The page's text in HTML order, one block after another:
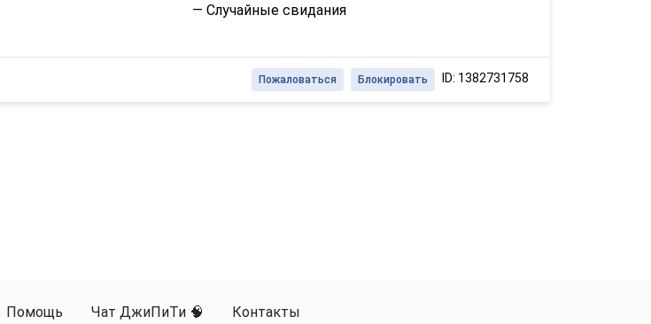
— Случайные свидания
ID: 1382731758
Блокировать
Пожаловаться
Помощь Чат ДжиПиТи 🧠 Контакты